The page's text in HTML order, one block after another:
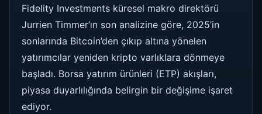
Fidelity Investments küresel makro direktörü
Jurrien Timmer’ın son analizine göre, 2025’in
sonlarında Bitcoin’den çıkıp altına yönelen
yatırımcılar yeniden kripto varlıklara dönmeye
başladı. Borsa yatırım ürünleri (ETP) akışları,
piyasa duyarlılığında belirgin bir değişime işaret
ediyor.